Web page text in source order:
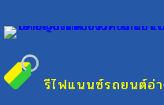
รีไฟแนนซ์รถยนต์อ่